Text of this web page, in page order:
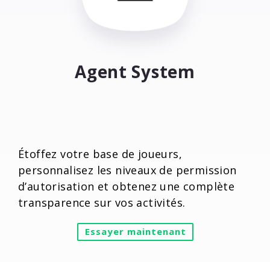
Agent System
Étoffez votre base de joueurs,
personnalisez les niveaux de permission
d’autorisation et obtenez une complète
transparence sur vos activités.
Essayer maintenant